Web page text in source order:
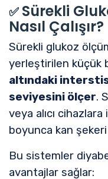
✅ Sürekli
Nasıl Çalışır?
Sürekli glukoz
yerleştirilen küçük
altındaki
seviyesini ölçer.
veya alıcı
boyunca kan
Bu sistemler
avantajlar sağlar: